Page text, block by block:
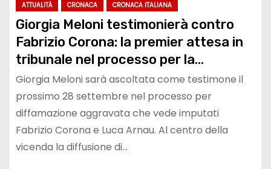
ATTUALITÀ CRONACA CRONACA ITALIANA
Giorgia Meloni testimonierà contro
Fabrizio Corona: la premier attesa in
tribunale nel processo per la
presunta relazione con Manlio
Messina
Giorgia Meloni sarà ascoltata come testimone il
prossimo 28 settembre nel processo per
diffamazione aggravata che vede imputati
Fabrizio Corona e Luca Arnau. Al centro della
vicenda la diffusione di…